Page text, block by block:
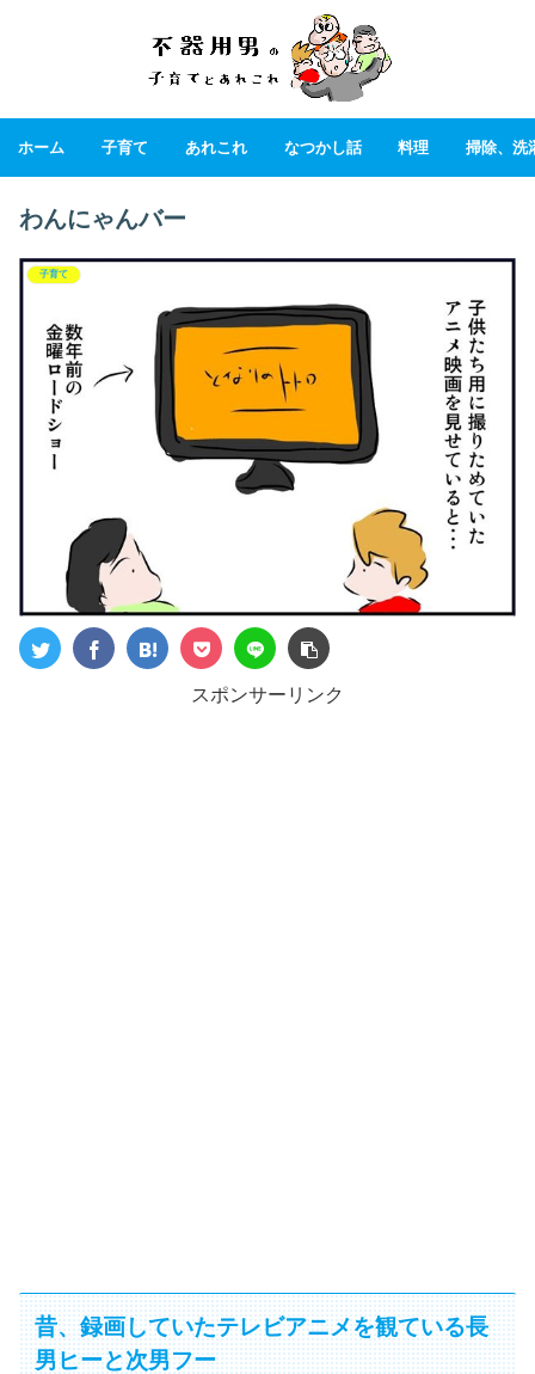
ホーム 子育て あれこれ なつかし話 料理 掃除、洗
わんにゃんバー
子育て
スポンサーリンク
昔、録画していたテレビアニメを観ている長
男ヒーと次男フー